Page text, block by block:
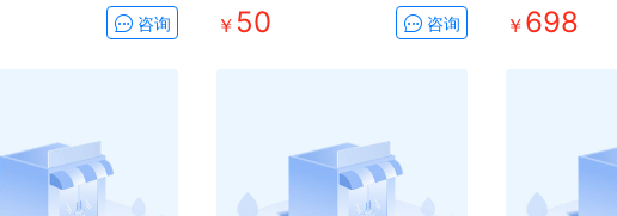
咨询
￥ 50 咨询
￥ 698